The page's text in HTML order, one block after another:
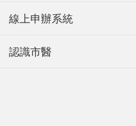
線上申辦系統
認識市醫